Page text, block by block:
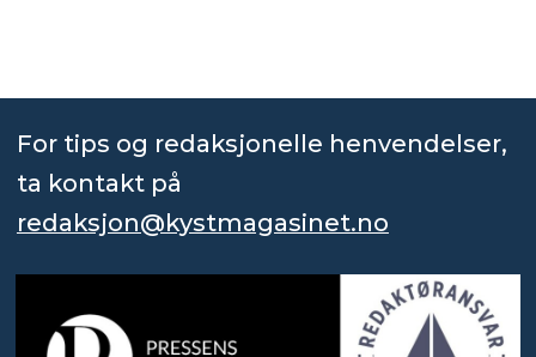
For tips og redaksjonelle henvendelser,
ta kontakt på
redaksjon@kystmagasinet.no